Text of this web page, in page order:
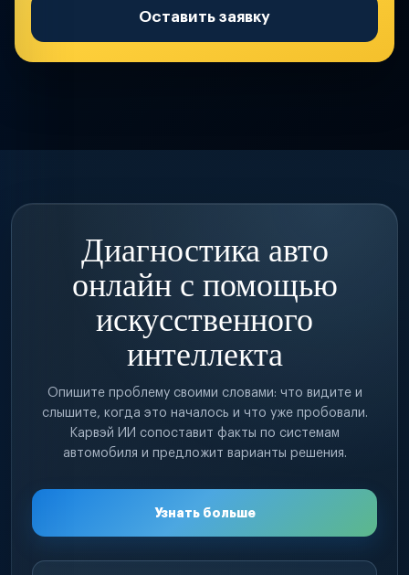
Оставить заявку
Диагностика авто
онлайн с помощью
искусственного
интеллекта
Опишите проблему своими словами: что видите и
слышите, когда это началось и что уже пробовали.
Карвэй ИИ сопоставит факты по системам
автомобиля и предложит варианты решения.
Узнать больше